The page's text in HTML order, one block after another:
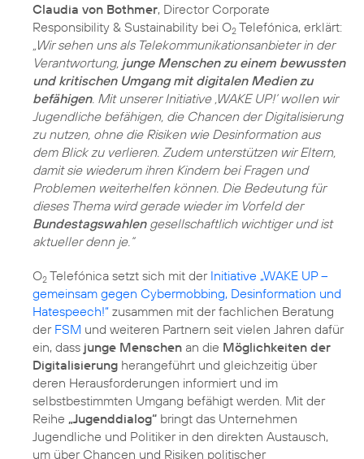
Claudia von Bothmer, Director Corporate
Responsibility & Sustainability bei O2 Telefónica, erklärt:
„Wir sehen uns als Telekommunikationsanbieter in der
Verantwortung, junge Menschen zu einem bewussten
und kritischen Umgang mit digitalen Medien zu
befähigen. Mit unserer Initiative ‚WAKE UP!‘ wollen wir
Jugendliche befähigen, die Chancen der Digitalisierung
zu nutzen, ohne die Risiken wie Desinformation aus
dem Blick zu verlieren. Zudem unterstützen wir Eltern,
damit sie wiederum ihren Kindern bei Fragen und
Problemen weiterhelfen können. Die Bedeutung für
dieses Thema wird gerade wieder im Vorfeld der
Bundestagswahlengesellschaftlich wichtiger und ist
aktueller denn je.“
O2 Telefónica setzt sich mit der Initiative „WAKE UP –
gemeinsam gegen Cybermobbing, Desinformation und
Hatespeech!“ zusammen mit der fachlichen Beratung
der FSM und weiteren Partnern seit vielen Jahren dafür
ein, dass junge Menschen an die Möglichkeiten der
Digitalisierung herangeführt und gleichzeitig über
deren Herausforderungen informiert und im
selbstbestimmten Umgang befähigt werden. Mit der
Reihe „Jugenddialog“ bringt das Unternehmen
Jugendliche und Politiker in den direkten Austausch,
um über Chancen und Risiken politischer